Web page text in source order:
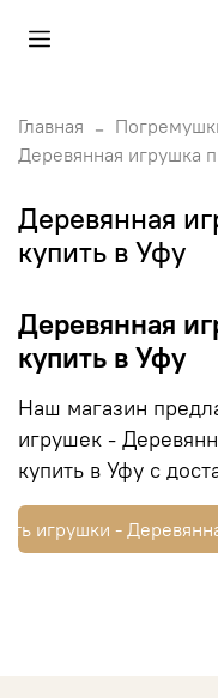
Главная
Деревянная игрушка
Деревянная
купить в Уфу
Деревянная
купить в Уфу
Наш магазин
игрушек -
купить в Уфу с
игрушки -